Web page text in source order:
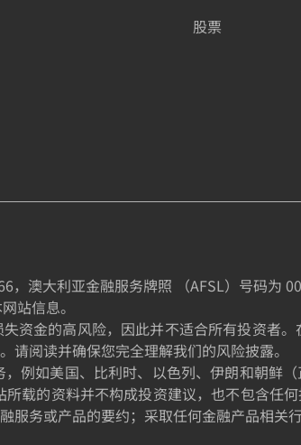
股票
，澳大利亚金融服务牌照 （AFSL）号码为
站信息。
金的高风险，因此并不适合所有投资者
阅读并确保您完全理解我们的风险披露。
，例如美国、比利时、以色列、伊朗和朝
载的资料并不构成投资建议，也不包含任
服务或产品的要约；采取任何金融产品相